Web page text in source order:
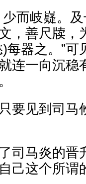
而岐嶷。
，善尺牍，
每器之。”可
连一向沉稳
要见到司马
司马炎的晋
己这个所谓